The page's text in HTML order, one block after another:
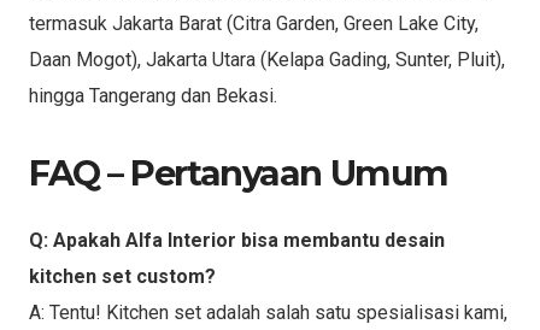
termasuk Jakarta Barat (Citra Garden, Green Lake City,
Daan Mogot), Jakarta Utara (Kelapa Gading, Sunter, Pluit),
hingga Tangerang dan Bekasi.
FAQ – Pertanyaan Umum
Q: Apakah Alfa Interior bisa membantu desain
kitchen set custom?
A: Tentu! Kitchen set adalah salah satu spesialisasi kami,